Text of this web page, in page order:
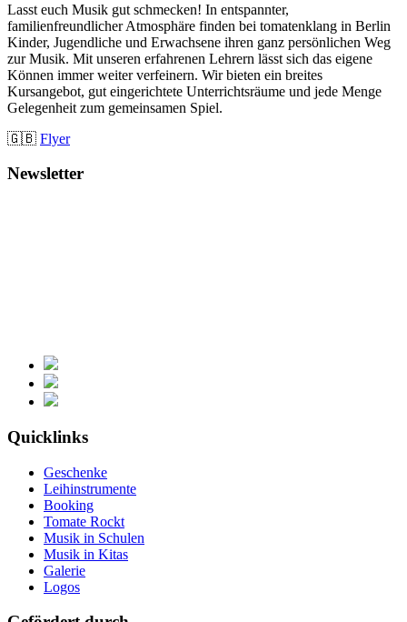
Lasst euch Musik gut schmecken! In entspannter,
familienfreundlicher Atmosphäre finden bei tomatenklang in Berlin
Kinder, Jugendliche und Erwachsene ihren ganz persönlichen Weg
zur Musik. Mit unseren erfahrenen Lehrern lässt sich das eigene
Können immer weiter verfeinern. Wir bieten ein breites
Kursangebot, gut eingerichtete Unterrichtsräume und jede Menge
Gelegenheit zum gemeinsamen Spiel.
🇬🇧 Flyer
Newsletter
Quicklinks
Geschenke
Leihinstrumente
Booking
Tomate Rockt
Musik in Schulen
Musik in Kitas
Galerie
Logos